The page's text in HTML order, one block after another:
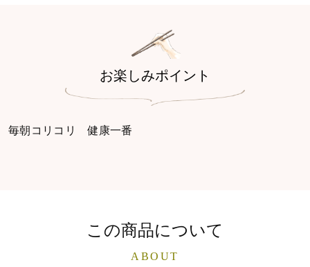
お楽しみポイント
毎朝コリコリ 健康一番
この商品について
ABOUT